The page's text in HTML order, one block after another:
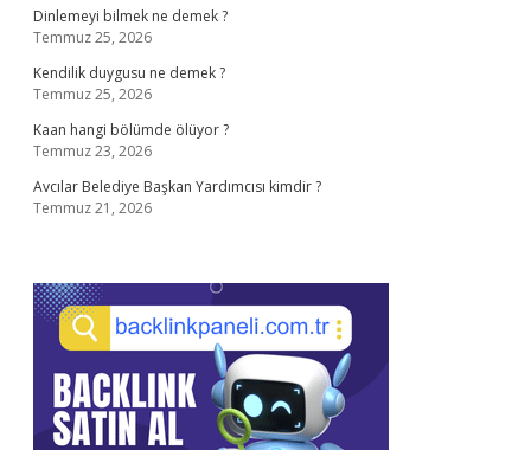
Dinlemeyi bilmek ne demek ?
Temmuz 25, 2026
Kendilik duygusu ne demek ?
Temmuz 25, 2026
Kaan hangi bölümde ölüyor ?
Temmuz 23, 2026
Avcılar Belediye Başkan Yardımcısı kimdir ?
Temmuz 21, 2026